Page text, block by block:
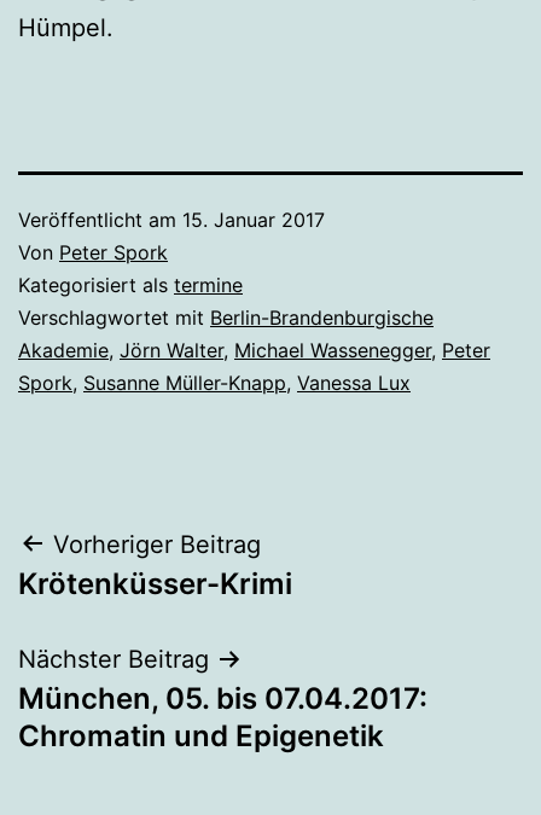
Hümpel.
Veröffentlicht am 15. Januar 2017
Von Peter Spork
Kategorisiert als termine
Verschlagwortet mit Berlin-Brandenburgische
Akademie, Jörn Walter, Michael Wassenegger, Peter
Spork, Susanne Müller-Knapp, Vanessa Lux
Beitragsnavigation
Vorheriger Beitrag
Krötenküsser-Krimi
Nächster Beitrag
München, 05. bis 07.04.2017:
Chromatin und Epigenetik